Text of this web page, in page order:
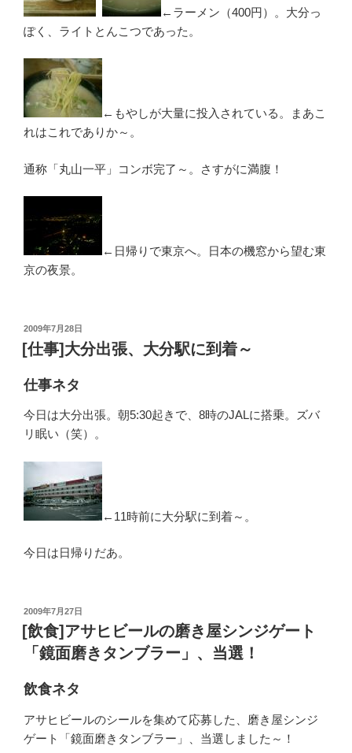
←ラーメン（400円）。大分っ
ぽく、ライトとんこつであった。
←もやしが大量に投入されている。まあこ
れはこれでありか～。
通称「丸山一平」コンボ完了～。さすがに満腹！
←日帰りで東京へ。日本の機窓から望む東
京の夜景。
投
稿
日:
2009年7月28日
[仕事]大分出張、大分駅に到着～
仕事ネタ
今日は大分出張。朝5:30起きで、8時のJALに搭乗。ズバ
リ眠い（笑）。
←11時前に大分駅に到着～。
今日は日帰りだあ。
投
稿
日:
2009年7月27日
[飲食]アサヒビールの磨き屋シンジゲート
「鏡面磨きタンブラー」、当選！
飲食ネタ
アサヒビールのシールを集めて応募した、磨き屋シンジ
ゲート「鏡面磨きタンブラー」、当選しました～！